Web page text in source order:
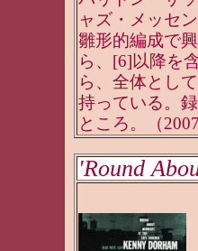
ャズ・メッセ
雛形的編成で
ら、[6]以降を
ら、全体とし
持っている。
ところ。（
'Round